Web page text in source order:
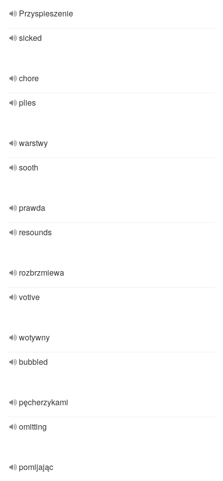
Przyspieszenie
sicked
chore
plies
warstwy
sooth
prawda
resounds
rozbrzmiewa
votive
wotywny
bubbled
pęcherzykami
omitting
pomijając